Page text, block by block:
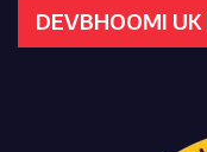
DEVBHOOMI UK